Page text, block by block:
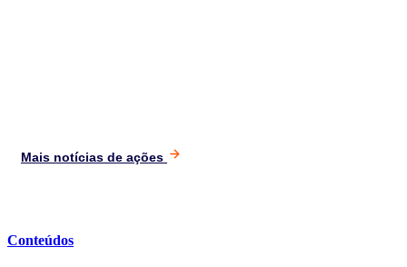
Mais notícias de ações
Conteúdos